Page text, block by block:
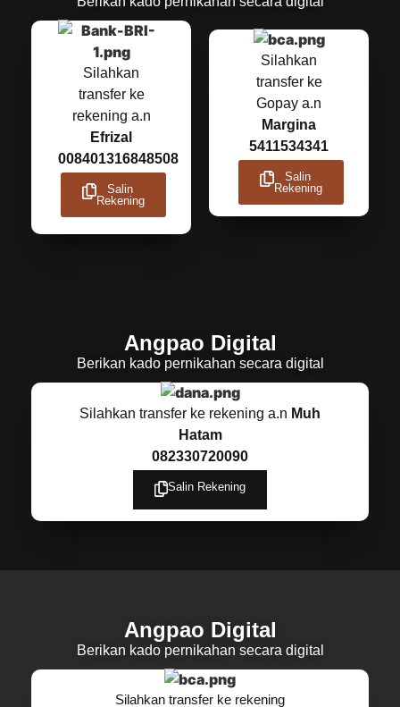
Silahkan
transfer ke
rekening a.n
Efrizal
008401316848508
Salin
Rekening
Silahkan
transfer ke
Gopay a.n
Margina
5411534341
Salin
Rekening
Angpao Digital
Berikan kado pernikahan secara digital
Silahkan transfer ke rekening a.n Muh
Hatam
082330720090
Salin Rekening
Angpao Digital
Berikan kado pernikahan secara digital
Silahkan transfer ke rekening